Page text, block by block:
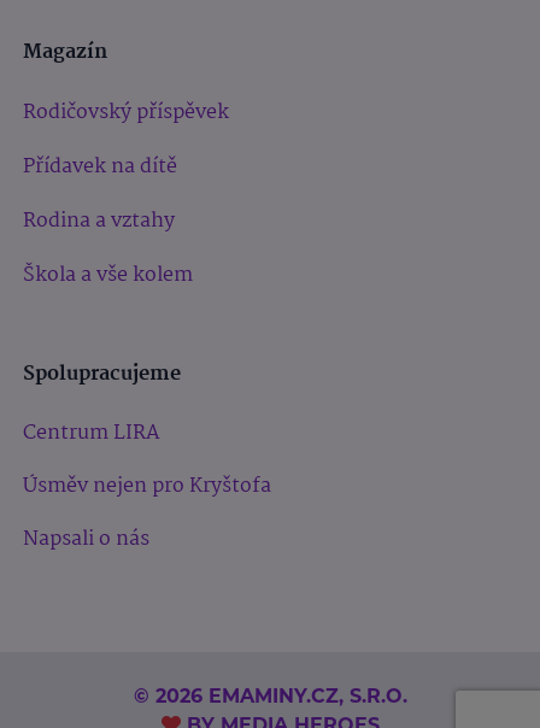
Magazín
Rodičovský příspěvek
Přídavek na dítě
Rodina a vztahy
Škola a vše kolem
Spolupracujeme
Centrum LIRA
Úsměv nejen pro Kryštofa
Napsali o nás
© 2026 EMAMINY.CZ, S.R.O.